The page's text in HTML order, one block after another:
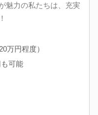
魅力の私たちは、充実
万円程度）
可能